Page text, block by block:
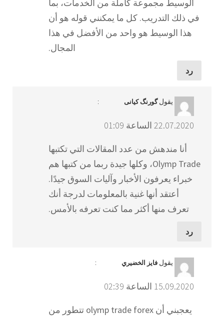
الوسيط مجموعة كاملة من الخدمات، بما
في ذلك التدريب. كل ما يمكنني قوله هو أن
هذا الوسيط هو واحد من الأفضل في هذا
المجال.
رد
يقول گورنگ کیانی :
22.07.2020 الساعة 01:09
أنا مندهش من عدد المقالات التي تكتبها
Olymp Trade، وكلها جيدة ربما من كتبها هم
خبراء يعرفون الأخبار وآليات السوق جيدًا.
أعتقد أنها غنية بالمعلومات لدرجة أنك
تعرف منها أكثر مما كنت تعرفه بالأمس.
رد
يقول فايز الخضيري :
15.09.2020 الساعة 02:39
يعجبني أن olymp trade forex تتطور من